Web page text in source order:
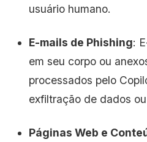
usuário humano.
E-mails de Phishing:
em seu corpo ou
processados pelo
exfiltração de dados
Páginas Web e